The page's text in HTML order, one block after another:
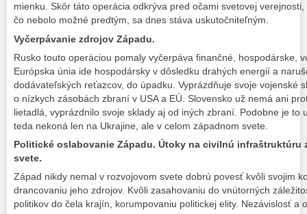
mienku. Skôr táto operácia odkrýva pred očami svetovej
čo nebolo možné predtým, sa dnes stáva uskutočniteľným.
Vyčerpávanie zdrojov Západu.
Rusko touto operáciou pomaly vyčerpáva finančné, hospodárske,
Európska únia ide hospodársky v dôsledku drahých energií a
dodávateľských reťazcov, do úpadku. Vyprázdňuje svoje vojenské
o nízkych zásobách zbraní v USA a EÚ. Slovensko už nemá ani
lietadlá, vyprázdnilo svoje sklady aj od iných zbraní. Podobne je to
teda nekoná len na Ukrajine, ale v celom západnom svete.
Politické oslabovanie Západu. Útoky na civilnú infraštruktúru
svete.
Západ nikdy nemal v rozvojovom svete dobrú povesť kvôli svojim
drancovaniu jeho zdrojov. Kvôli zasahovaniu do vnútorných
politikov do čela krajín, korumpovaniu politickej elity. Nezávislosť a